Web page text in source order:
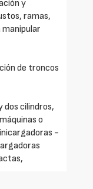
y
ramas,
de troncos
dos cilindros,
o
-